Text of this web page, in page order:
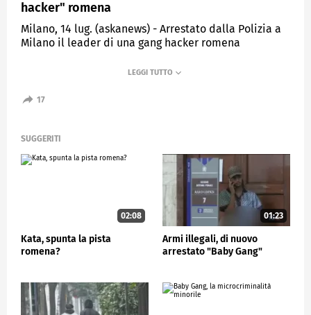
hacker" romena
Milano, 14 lug. (askanews) - Arrestato dalla Polizia a
Milano il leader di una gang hacker romena
un'operazione congiunta con Francia e Romania.
Milano e coordinata dal Servizio Polizia Postale e
nazionalità romena.
Il Gip di Milano ha applicato la custodia cautelare in
carcere al principale indagato: un 44enne, ritenuto
17
SUGGERITI
02:08
Kata, spunta la pista
romena?
01:23
Armi illegali, di nuovo
arrestato "Baby Gang"